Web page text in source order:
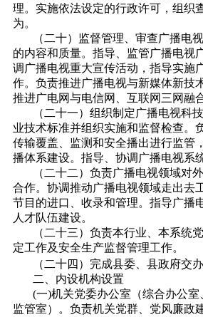
理。实施依法设定的行政许可，组织
为。
（二十）监督管理、审查广播电
的内容和质量。指导、监管广播电视
调广播电视重大宣传活动，指导实施
作。负责推进广播电视与新媒体新技
推进广电网与电信网、互联网三网融合
（二十一）组织制定广播电视科
业技术标准并组织实施和监督检查。
传输覆盖、监测和安全播出进行监管
播体系建设。指导、协调广播电视系
（二十二）负责广播电视领域对
合作。协调推动广播电视领域走出去
节目的进口、收录和管理。指导广播
人才队伍建设。
（二十三）负责本行业、本系统
定工作及安全生产监督管理工作。
（二十四）完成县委、县政府交
二、内设机构设置
(一)机关党委办公室（综合办公
监管室）。负责机关党群、党风廉政